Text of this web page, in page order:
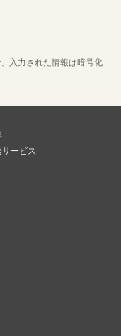
入力された情報は暗号化
ービス